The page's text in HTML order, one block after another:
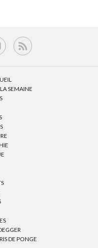
SEMAINE
DE PONGE